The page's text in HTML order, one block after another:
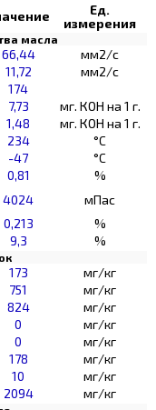
Ед.
измерения
масла
66,44
мм2/с
11,72
мм2/с
174
7,73
мг. КОН на 1 г.
1,48
мг. КОН на 1 г.
234
°C
-47
°C
0,81
%
4024
мПас
0,213
%
9,3 %
173
мг/кг
751
мг/кг
824
мг/кг
0
мг/кг
0
мг/кг
178
мг/кг
10
мг/кг
2094 мг/кг